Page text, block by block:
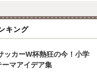
キング
ッカーW杯熱狂の今！小学
マアイデア集